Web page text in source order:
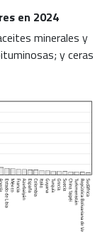
en 2024
minerales y
y ceras